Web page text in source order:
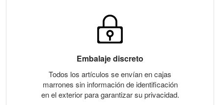
Embalaje discreto
Todos los artículos se envían en cajas
marrones sin información de identificación
en el exterior para garantizar su privacidad.